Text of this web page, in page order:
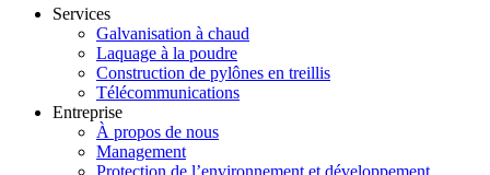
Services
Galvanisation à chaud
Laquage à la poudre
Construction de pylônes en treillis
Télécommunications
Entreprise
À propos de nous
Management
Protection de l’environnement et développement